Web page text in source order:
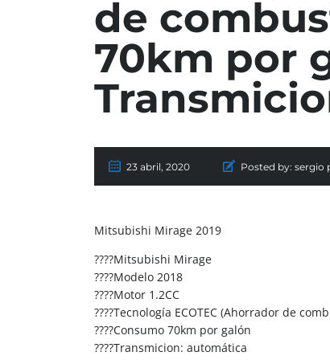
de
70km por
23 abril, 2020 Posted by: sergio
Mitsubishi Mirage 2019
????Mitsubishi Mirage
????Modelo 2018
????Motor 1.2CC
????Tecnología ECOTEC (Ahorrador de
????Consumo 70km por galón
????Transmicion: automática